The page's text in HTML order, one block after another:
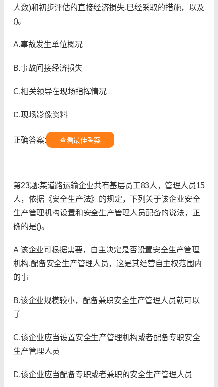
人数)和初步评估的直接经济损失.巳经采取的措施，以及
()。
A.事故发生单位概况
B.事故间接经济损失
C.相关领导在现场指挥情况
D.现场影像资料
正确答案: 查看最佳答案
第23题:某道路运输企业共有基层员工83人，管理人员15
人，依据《安全生产法》的规定，下列关于该企业安全
生产管理机构设置和安全生产管理人员配备的说法，正
确的是()。
A.该企业可根据需要，自主决定是否设置安全生产管理
机构.配备安全生产管理人员，这是其经营自主权范围内
的事
B.该企业规模较小，配备兼职安全生产管理人员就可以
了
C.该企业应当设置安全生产管理机构或者配备专职安全
生产管理人员
D.该企业应当配备专职或者兼职的安全生产管理人员